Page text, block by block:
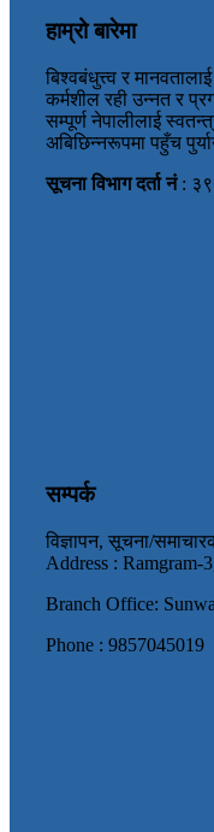
हाम्रो बारेमा
बिश्वबंधुत्त्व र
कर्मशील रही उन्नत र
सम्पूर्ण नेपालीलाई
अबिछिन्नरूपमा पहुँच
सूचना विभाग दर्ता नं:
सम्पर्क
विज्ञापन, सूचना/
Address : Ramgram-
Branch Office:
Phone : 9857045019